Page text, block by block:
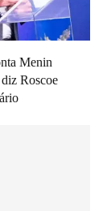
Menin
Roscoe